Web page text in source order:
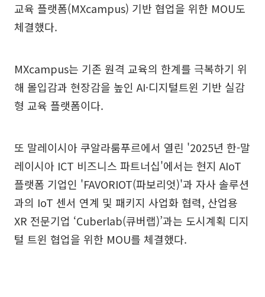
교육 플랫폼(MXcampus) 기반 협업을 위한 MOU도
체결했다.
MXcampus는 기존 원격 교육의 한계를 극복하기 위
해 몰입감과 현장감을 높인 AI·디지털트윈 기반 실감
형 교육 플랫폼이다.
또 말레이시아 쿠알라룸푸르에서 열린 '2025년 한-말
레이시아 ICT 비즈니스 파트너십'에서는 현지 AIoT
플랫폼 기업인 'FAVORIOT(파보리엇)'과 자사 솔루션
과의 IoT 센서 연계 및 패키지 사업화 협력, 산업용
XR 전문기업 ‘Cuberlab(큐버랩)’과는 도시계획 디지
털 트윈 협업을 위한 MOU를 체결했다.